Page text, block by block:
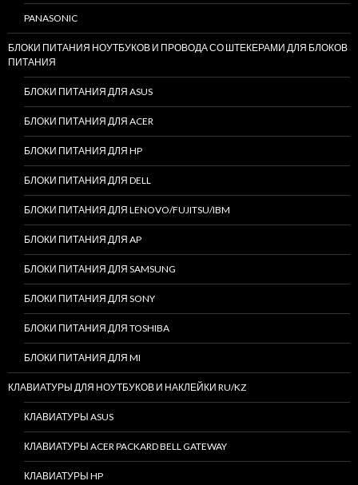
PANASONIC
БЛОКИ ПИТАНИЯ НОУТБУКОВ И ПРОВОДА СО ШТЕКЕРАМИ ДЛЯ БЛОКОВ
ПИТАНИЯ
БЛОКИ ПИТАНИЯ ДЛЯ ASUS
БЛОКИ ПИТАНИЯ ДЛЯ ACER
БЛОКИ ПИТАНИЯ ДЛЯ HP
БЛОКИ ПИТАНИЯ ДЛЯ DELL
БЛОКИ ПИТАНИЯ ДЛЯ LENOVO/FUJITSU/IBM
БЛОКИ ПИТАНИЯ ДЛЯ AP
БЛОКИ ПИТАНИЯ ДЛЯ SAMSUNG
БЛОКИ ПИТАНИЯ ДЛЯ SONY
БЛОКИ ПИТАНИЯ ДЛЯ TOSHIBA
БЛОКИ ПИТАНИЯ ДЛЯ MI
КЛАВИАТУРЫ ДЛЯ НОУТБУКОВ И НАКЛЕЙКИ RU/KZ
КЛАВИАТУРЫ ASUS
КЛАВИАТУРЫ ACER PACKARD BELL GATEWAY
КЛАВИАТУРЫ HP